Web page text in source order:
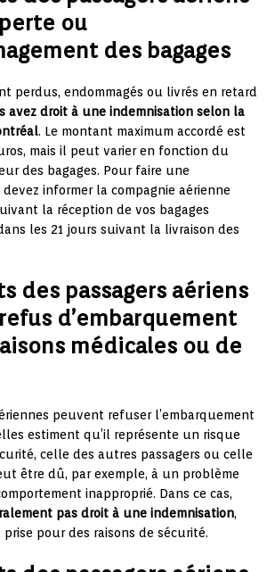
ou
des bagages
perdus, endommagés ou livrés en retard
avez droit à une indemnisation selon la
. Le montant maximum accordé est
mais il peut varier en fonction du
des bagages. Pour faire une
informer la compagnie aérienne
la réception de vos bagages
les 21 jours suivant la livraison des
des passagers aériens
d’embarquement
médicales ou de
peuvent refuser l’embarquement
estiment qu’il représente un risque
celle des autres passagers ou celle
être dû, par exemple, à un problème
inapproprié. Dans ce cas,
pas droit à une indemnisation,
pour des raisons de sécurité.